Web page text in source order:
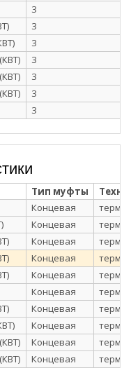
3
3
3
3
3
3
3
Тип муфты
Концевая
Концевая
Концевая
Концевая
Концевая
Концевая
Концевая
Концевая
Концевая
Концевая